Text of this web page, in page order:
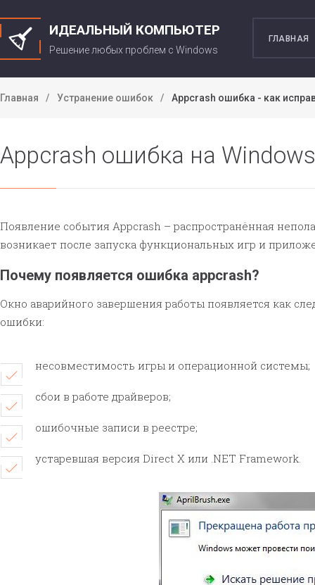
ИДЕАЛЬНЫЙ КОМПЬЮТЕР
Решение любых проблем c Windows
ГЛАВНАЯ
Главная Устранение ошибок Appcrash ошибка - как
Appcrash ошибка на
Появление события Appcrash – распространённая
возникает после запуска функциональных игр и
Почему появляется ошибка appcrash?
Окно аварийного завершения работы появляется как
ошибки:
несовместимость игры и операционной системы;
сбои в работе драйверов;
ошибочные записи в реестре;
устаревшая версия Direct X или .NET Framework.